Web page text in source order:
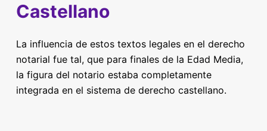
Castellano
La influencia de estos textos legales en el derecho
notarial fue tal, que para finales de la Edad Media,
la figura del notario estaba completamente
integrada en el sistema de derecho castellano.